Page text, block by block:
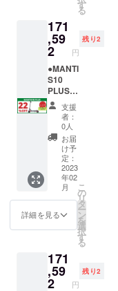
法を
守って
安全に
乗りま
す」 上
記2点に
ついて
同意し
ます。
↑ ↑ ↑ ↑
↑ ↑ ↑ ↑
険へ加
入し、
実行者
へ確認
写真を
送付し
ます」
「当電
動キッ
クボー
ドは、
原動機
付自転
車（原
付1種）
である
という
ことを
理解し
た上
路交通
法を
守って
コピー
＆ペー
ストし
てくだ
さい。
↓ ↓ ↓ ↓
↓ ↓ ↓ ↓
↓ 「当
プロ
ジェク
トの 支
援者 で
ある私
は、事
前にナ
ンバー
プレー
ト登録
と、自
賠責保
入し、
実行者
へ確認
ことが
できま
せん。
個人情
報は厳
守いた
しま
す。
※ 下記
の文章
をお読
みいた
だき、
ご理解
の上、
ご同意
される
場合
は、下
記の文
【備考
欄】 へ
コピー
クボー
ドで
す。法
律上、
原動機
付自転
車（原
付1種）
となり
ます。
※ 【備
考欄】
の記載
がない
と支援
ができ
ませ
ん。ま
た製品
をお送
ことが
できま
せん。
＝＝＝
＝＝ ＜
MANTI
S10
PLUSに
興味を
持ちご
支援い
ただけ
る方
へ、下
記を必
ずお読
みくだ
さい＞
MANTI
S10
PLUSは
公道仕
様の電
クボー
ドで
す。法
タイ
ヤ：1台
※ナン
バープ
レート
登録に
必要な
原動機
付自転
車販売
証明書
は、
PDF形
式でご
登録の
メール
アドレ
ス宛に
お送り
いたし
＝＝＝
＝＝ ＜
MANTI
料込）
※発送先
が北海
道・沖
縄県・
離島に
なる場
合は、
追加送
料が必
要で
す。配
送オプ
ション
を必ず
ご購入
下さ
い。 ブ
ルー/オ
フロー
ヤ：1台
※ナン
バープ
す
る
171
,59
2 円
残り2
●MANTI
S10
PLUS＜
22％OF
F＞
【各色
限定2
台】 販
売予定
価格
￥219,9
90（税
込）
→
￥171,5
92（税
料込）
※発送先
が北海
支援
者：
0人
お届
け予
定：
2023
年02
月
詳細を見る
こ
の
リ
タ
ー
ン
を
選
択
す
る
171
,59
2 円
残り2